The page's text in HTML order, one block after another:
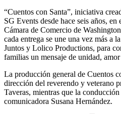
“Cuentos con Santa”, iniciativa
SG Events desde hace seis años, en
Cámara de Comercio de
cada entrega se une una vez más a
Juntos y Lolico Productions, para
familias un mensaje de unidad,
La producción general de Cuentos
dirección del reverendo y veterano
Taveras, mientras que la
comunicadora Susana Hernández.